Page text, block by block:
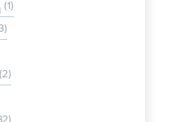
1
2